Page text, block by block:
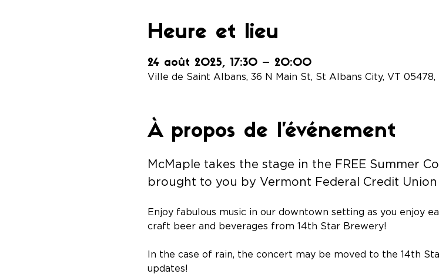
Heure et lieu
24 août 2025, 17:30 – 20:00
Ville de Saint Albans, 36 N Main St, St Albans City, VT 05478,
À propos de l'événement
McMaple takes the stage in the FREE Summer
brought to you by Vermont Federal Credit
Enjoy fabulous music in our downtown setting as you enjoy
craft beer and beverages from 14th Star Brewery!
In the case of rain, the concert may be moved to the 14th
updates!